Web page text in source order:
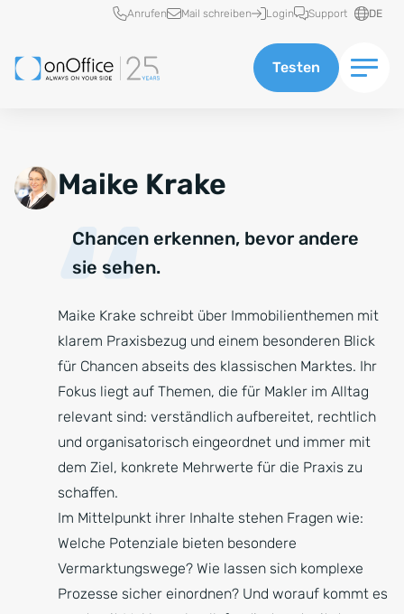
Schnellzugriff
Anrufen Mail schreiben Login Support DE
Testen
Maike Krake
Chancen erkennen, bevor andere
sie sehen.
Maike Krake schreibt über Immobilienthemen mit
klarem Praxisbezug und einem besonderen Blick
für Chancen abseits des klassischen Marktes. Ihr
Fokus liegt auf Themen, die für Makler im Alltag
relevant sind: verständlich aufbereitet, rechtlich
und organisatorisch eingeordnet und immer mit
dem Ziel, konkrete Mehrwerte für die Praxis zu
schaffen.
Im Mittelpunkt ihrer Inhalte stehen Fragen wie:
Welche Potenziale bieten besondere
Vermarktungswege? Wie lassen sich komplexe
Prozesse sicher einordnen? Und worauf kommt es